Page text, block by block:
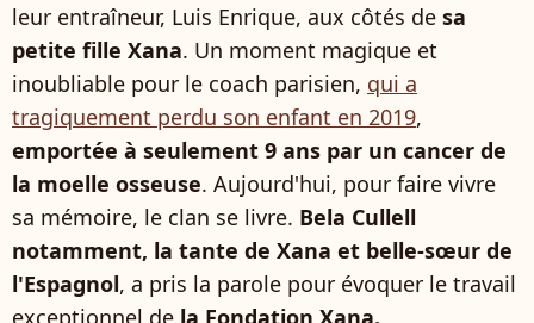
leur entraîneur, Luis Enrique, aux côtés de sa
petite fille Xana. Un moment magique et
inoubliable pour le coach parisien, qui a
tragiquement perdu son enfant en 2019,
emportée à seulement 9 ans par un cancer de
la moelle osseuse. Aujourd'hui, pour faire vivre
sa mémoire, le clan se livre. Bela Cullell
notamment, la tante de Xana et belle-sœur de
l'Espagnol, a pris la parole pour évoquer le travail
exceptionnel de la Fondation Xana.